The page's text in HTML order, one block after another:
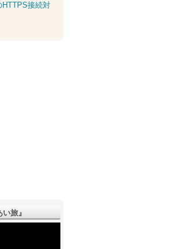
HTTPS接続対
旅』